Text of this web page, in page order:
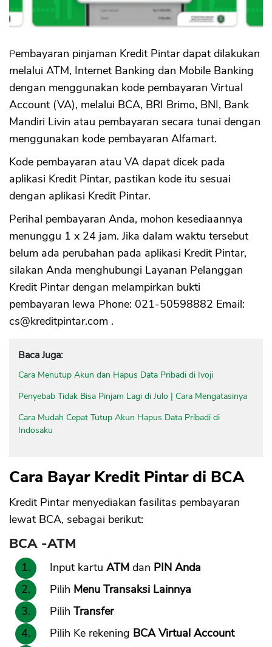
CIMB Niaga- ATM
OctoClick CIMB Niaga- Internet Banking
Pembayaran pinjaman Kredit Pintar dapat dilakukan
melalui ATM, Internet Banking dan Mobile Banking
dengan menggunakan kode pembayaran Virtual
Account (VA), melalui BCA, BRI Brimo, BNI, Bank
Mandiri Livin atau pembayaran secara tunai dengan
menggunakan kode pembayaran Alfamart.
Kode pembayaran atau VA dapat dicek pada
aplikasi Kredit Pintar, pastikan kode itu sesuai
dengan aplikasi Kredit Pintar.
Perihal pembayaran Anda, mohon kesediaannya
menunggu 1 x 24 jam. Jika dalam waktu tersebut
belum ada perubahan pada aplikasi Kredit Pintar,
silakan Anda menghubungi Layanan Pelanggan
Kredit Pintar dengan melampirkan bukti
pembayaran lewa Phone: 021-50598882 Email:
cs@kreditpintar.com .
Baca Juga:
Cara Menutup Akun dan Hapus Data Pribadi di Ivoji
Penyebab Tidak Bisa Pinjam Lagi di Julo | Cara Mengatasinya
Cara Mudah Cepat Tutup Akun Hapus Data Pribadi di
Indosaku
Cara Bayar Kredit Pintar di BCA
Kredit Pintar menyediakan fasilitas pembayaran
lewat BCA, sebagai berikut:
BCA -ATM
Input kartu ATM dan PIN Anda
Pilih Menu Transaksi Lainnya
Pilih Transfer
Pilih Ke rekening BCA Virtual Account